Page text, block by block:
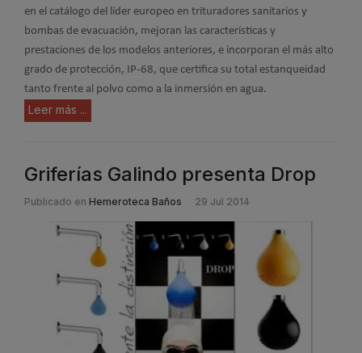
en el catálogo del líder europeo en trituradores sanitarios y
bombas de evacuación, mejoran las características y
prestaciones de los modelos anteriores, e incorporan el más alto
grado de protección, IP-68, que certifica su total estanqueidad
tanto frente al polvo como a la inmersión en agua.
Leer más ...
Griferías Galindo presenta Drop
Publicado en Hemeroteca Baños 29 Jul 2014